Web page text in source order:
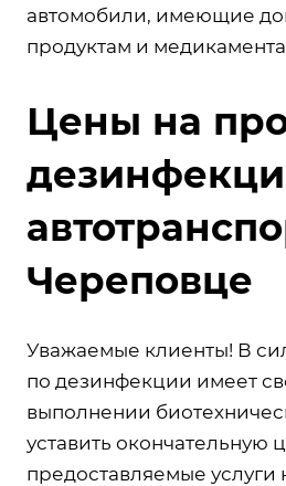
автомобили, имеющие
продуктам и
Цены на
Череповце
Уважаемые клиенты! В
по дезинфекции имеет
выполнении
уставить окончательную
предоставляемые услуги